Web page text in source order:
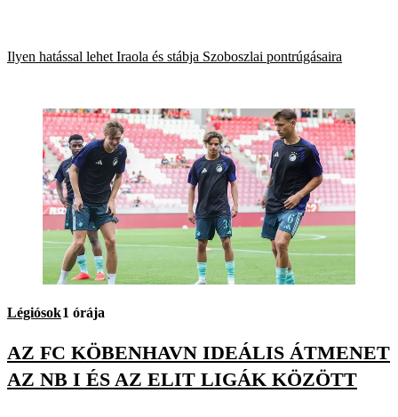
Ilyen hatással lehet Iraola és stábja Szoboszlai pontrúgásaira
Légiósok1 órája
AZ FC KÖBENHAVN IDEÁLIS ÁTMENET
AZ NB I ÉS AZ ELIT LIGÁK KÖZÖTT